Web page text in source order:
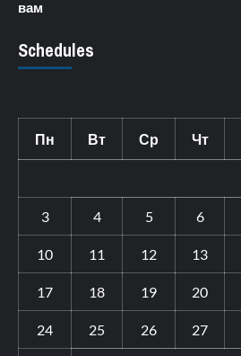
вам
Schedules
Пн Вт Ср Чт
3 4 5 6
10 11 12 13
17 18 19 20
24 25 26 27